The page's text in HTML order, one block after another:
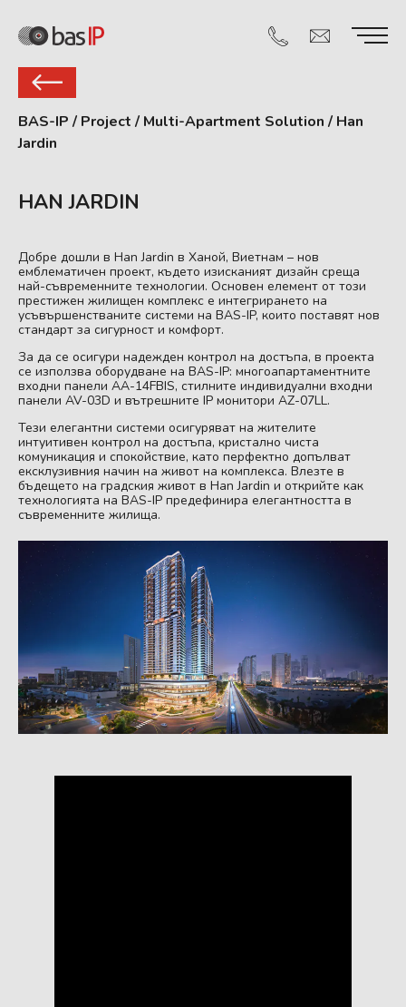
BAS-IP / Project / Multi-Apartment Solution / Han
Jardin
HAN JARDIN
Добре дошли в Han Jardin в Ханой, Виетнам – нов
емблематичен проект, където изисканият дизайн среща
най-съвременните технологии. Основен елемент от този
престижен жилищен комплекс е интегрирането на
усъвършенстваните системи на BAS-IP, които поставят нов
стандарт за сигурност и комфорт.
За да се осигури надежден контрол на достъпа, в проекта
се използва оборудване на BAS-IP: многоапартаментните
входни панели AA-14FBIS, стилните индивидуални входни
панели AV-03D и вътрешните IP монитори AZ-07LL.
Тези елегантни системи осигуряват на жителите
интуитивен контрол на достъпа, кристално чиста
комуникация и спокойствие, като перфектно допълват
ексклузивния начин на живот на комплекса. Влезте в
бъдещето на градския живот в Han Jardin и открийте как
технологията на BAS-IP предефинира елегантността в
съвременните жилища.